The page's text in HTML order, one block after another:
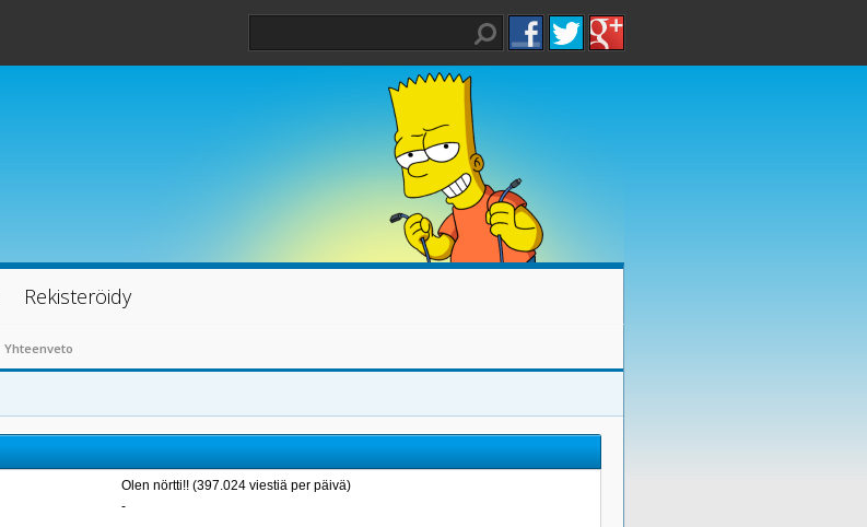
Rekisteröidy
Yhteenveto
Olen nörtti!! (397.024 viestiä per päivä)
-